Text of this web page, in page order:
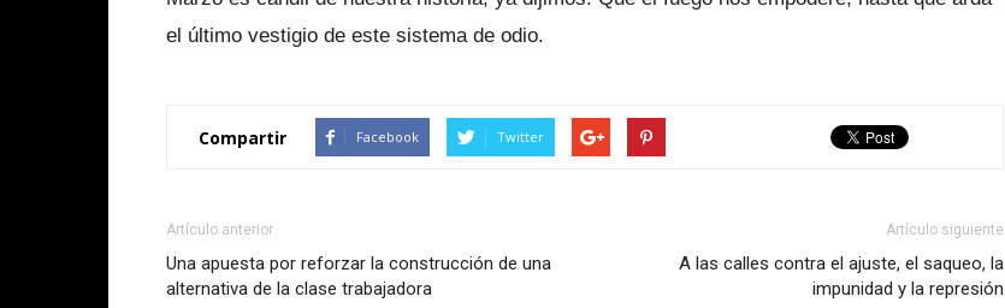
el último vestigio de este sistema de odio.
Compartir Facebook Twitter
Artículo anterior
Una apuesta por reforzar la construcción de una
alternativa de la clase trabajadora
Artículo siguiente
A las calles contra el ajuste, el saqueo, la
impunidad y la represión